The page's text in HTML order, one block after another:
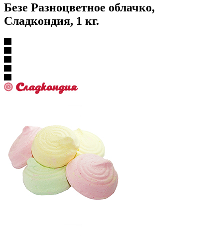
Безе Разноцветное облачко,
Сладкондия, 1 кг.